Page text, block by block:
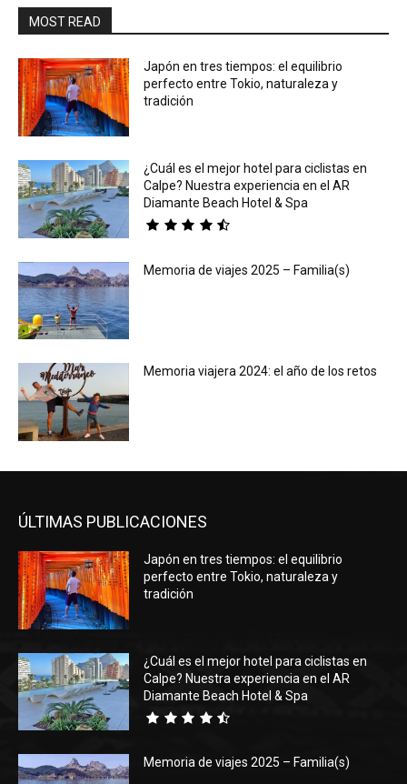
MOST READ
Japón en tres tiempos: el equilibrio
perfecto entre Tokio, naturaleza y
tradición
¿Cuál es el mejor hotel para ciclistas en
Calpe? Nuestra experiencia en el AR
Diamante Beach Hotel & Spa
Memoria de viajes 2025 – Familia(s)
Memoria viajera 2024: el año de los retos
ÚLTIMAS PUBLICACIONES
Japón en tres tiempos: el equilibrio
perfecto entre Tokio, naturaleza y
tradición
¿Cuál es el mejor hotel para ciclistas en
Calpe? Nuestra experiencia en el AR
Diamante Beach Hotel & Spa
Memoria de viajes 2025 – Familia(s)